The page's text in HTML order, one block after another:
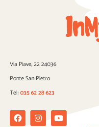
Via Piave, 22 24036
Ponte San Pietro
Tel:035 62 28 623
FacebookInstagramYoutube